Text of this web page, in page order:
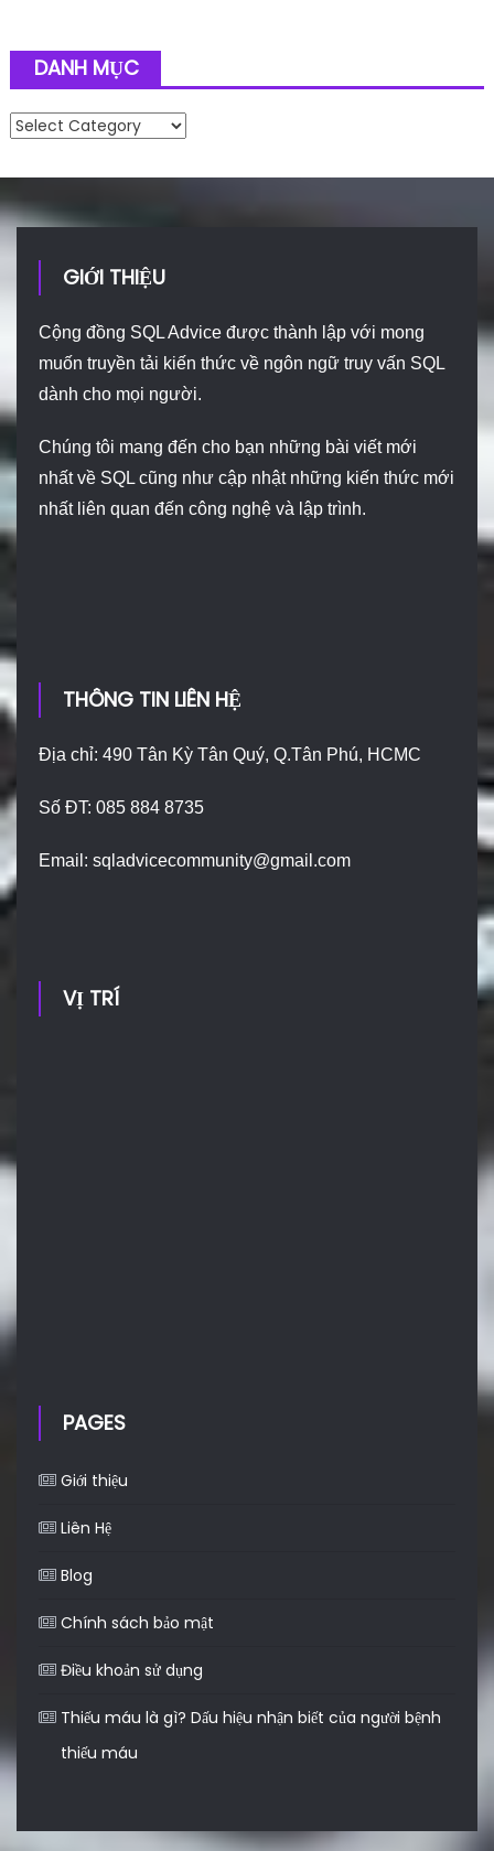
DANH MỤC
Danh mục
GIỚI THIỆU
Cộng đồng SQL Advice được thành lập với mong
muốn truyền tải kiến thức về ngôn ngữ truy vấn SQL
dành cho mọi người.
Chúng tôi mang đến cho bạn những bài viết mới
nhất về SQL cũng như cập nhật những kiến thức mới
nhất liên quan đến công nghệ và lập trình.
THÔNG TIN LIÊN HỆ
Địa chỉ: 490 Tân Kỳ Tân Quý, Q.Tân Phú, HCMC
Số ĐT: 085 884 8735
Email:sqladvicecommunity@gmail.com
VỊ TRÍ
PAGES
Giới thiệu
Liên Hệ
Blog
Chính sách bảo mật
Điều khoản sử dụng
Thiếu máu là gì? Dấu hiệu nhận biết của người bệnh
thiếu máu